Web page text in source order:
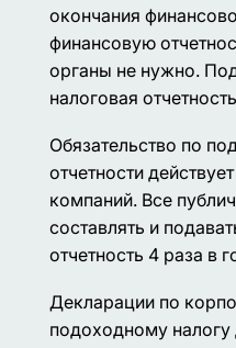
окончания
финансовую
органы не нужно.
налоговая
Обязательство по
отчетности
компаний. Все
составлять и
отчетность 4 раза в
Декларации по
подоходному